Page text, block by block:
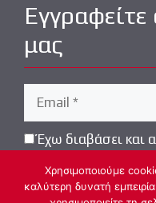
μας
Έχω διαβάσει και
Χρησιμοποιούμε
καλύτερη δυνατή